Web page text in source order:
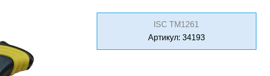
ISC TM1261
Артикул: 34193